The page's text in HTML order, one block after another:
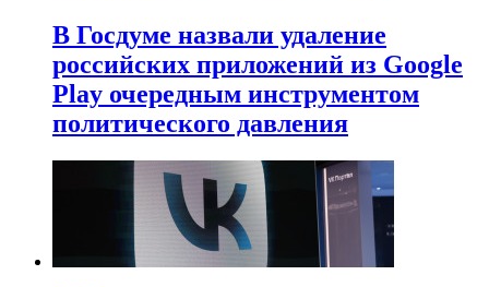
В Госдуме назвали удаление
российских приложений из Google
Play очередным инструментом
политического давления